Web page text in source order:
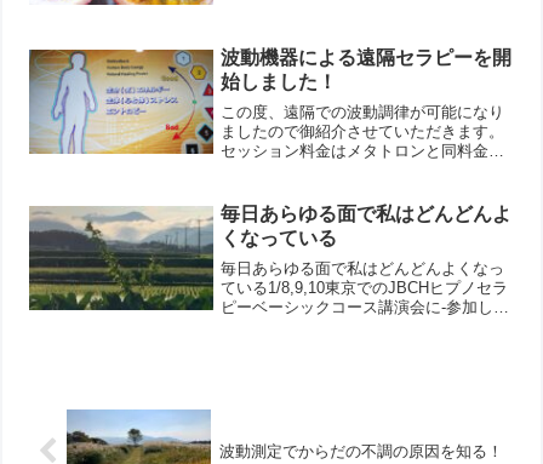
ってみたい！メタトロンも...
波動機器による遠隔セラピーを開
始しました！
この度、遠隔での波動調律が可能になり
ましたので御紹介させていただきます。
セッション料金はメタトロンと同料金
が可視化でき、セラピーで不調和な箇所
を整えていきます。量子力学...
毎日あらゆる面で私はどんどんよ
くなっている
毎日あらゆる面で私はどんどんよくなっ
ている1/8,9,10東京でのJBCHヒプノセラ
ピーベーシックコース講演会に-参加しま
波動測定でからだの不調の原因を知る！